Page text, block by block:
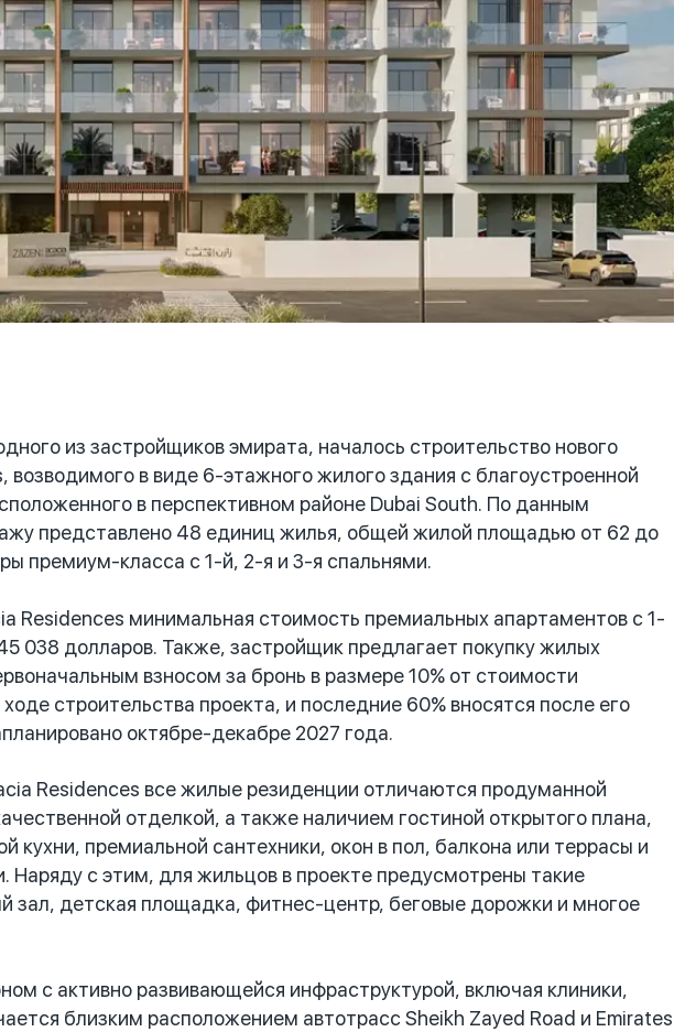
из застройщиков эмирата, началось строительство нового
в виде 6-этажного жилого здания с благоустроенной
в перспективном районе Dubai South. По данным
представлено 48 единиц жилья, общей жилой площадью от 62 до
премиум-класса с 1-й, 2-я и 3-я спальнями.
минимальная стоимость премиальных апартаментов с 1-
038 долларов. Также, застройщик предлагает покупку жилых
взносом за бронь в размере 10% от стоимости
строительства проекта, и последние 60% вносятся после его
октябре-декабре 2027 года.
Residences все жилые резиденции отличаются продуманной
отделкой, а также наличием гостиной открытого плана,
премиальной сантехники, окон в пол, балкона или террасы и
Наряду с этим, для жильцов в проекте предусмотрены такие
зал, детская площадка, фитнес-центр, беговые дорожки и многое
с активно развивающейся инфраструктурой, включая клиники,
близким расположением автотрасс Sheikh Zayed Road и Emirates